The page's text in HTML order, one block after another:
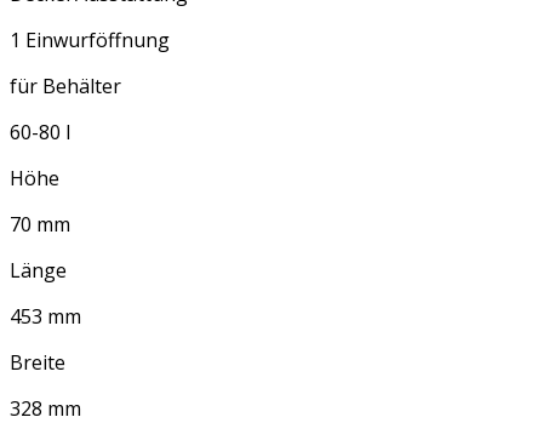
1 Einwurföffnung
für Behälter
60-80 l
Höhe
70 mm
Länge
453 mm
Breite
328 mm